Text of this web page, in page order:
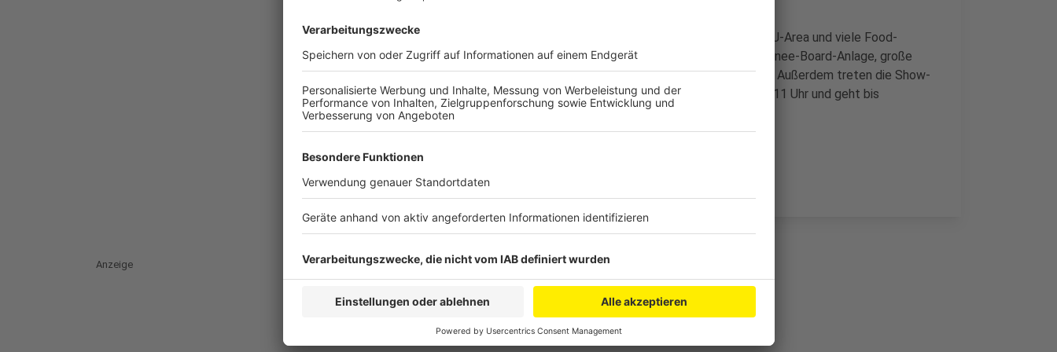
Außerdem gibt es auf der Liegewiese viele Spiele-Stände, eine DJ-Area und viele Food-
Stände. Und Aktionen in den Wasserbecken. Es gibt eine Wake-/Knee-Board-Anlage, große
Wasser-Laufbälle zum reinklettern und ein Hindernis-Schwimmen. Außerdem treten die Show-
Turmspringer „Cologne Bombs“ auf. Das Freibad-Fest startet um 11 Uhr und geht bis
Mitternacht.
Anzeige